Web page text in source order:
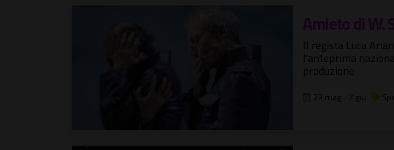
Amleto di W.
Il regista Luca
l'anteprima
produzione
23 mag - 7 giu